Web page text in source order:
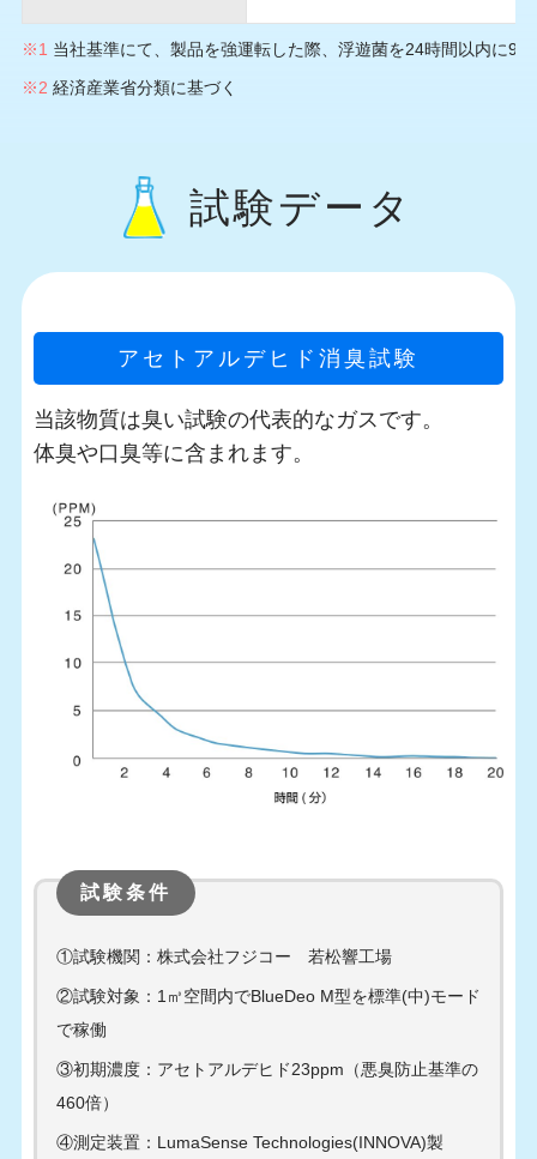
※1 当社基準にて、製品を強運転した際、浮遊菌を24時間以内に
※2 経済産業省分類に基づく
試験データ
アセトアルデヒド消臭試験
当該物質は臭い試験の代表的なガスです。
体臭や口臭等に含まれます。
試験条件
①試験機関：株式会社フジコー 若松響工場
②試験対象：1㎥空間内でBlueDeo M型を標準(中)モード
で稼働
③初期濃度：アセトアルデヒド23ppm（悪臭防止基準の
460倍）
④測定装置：LumaSense Technologies(INNOVA)製